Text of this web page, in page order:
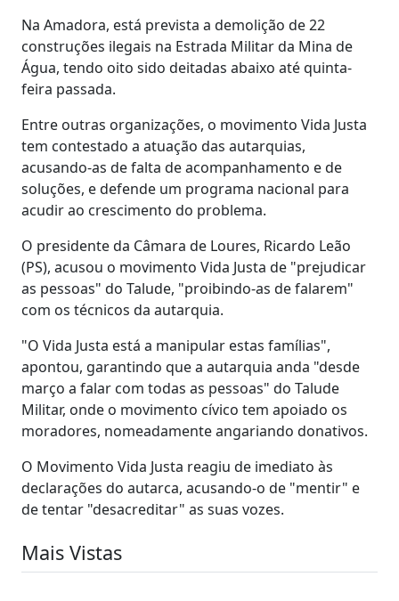
Na Amadora, está prevista a demolição de 22
construções ilegais na Estrada Militar da Mina de
Água, tendo oito sido deitadas abaixo até quinta-
feira passada.
Entre outras organizações, o movimento Vida Justa
tem contestado a atuação das autarquias,
acusando-as de falta de acompanhamento e de
soluções, e defende um programa nacional para
acudir ao crescimento do problema.
O presidente da Câmara de Loures, Ricardo Leão
(PS), acusou o movimento Vida Justa de "prejudicar
as pessoas" do Talude, "proibindo-as de falarem"
com os técnicos da autarquia.
"O Vida Justa está a manipular estas famílias",
apontou, garantindo que a autarquia anda "desde
março a falar com todas as pessoas" do Talude
Militar, onde o movimento cívico tem apoiado os
moradores, nomeadamente angariando donativos.
O Movimento Vida Justa reagiu de imediato às
declarações do autarca, acusando-o de "mentir" e
de tentar "desacreditar" as suas vozes.
Mais Vistas